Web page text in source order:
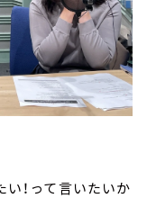
い！って言いたいか